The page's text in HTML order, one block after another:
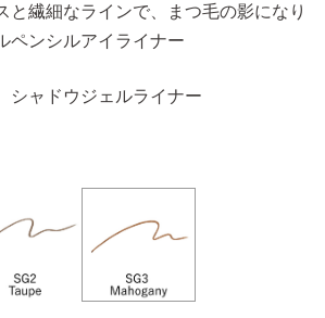
と繊細なラインで、まつ毛の影になり
ペンシルアイライナー
ャドウジェルライナー